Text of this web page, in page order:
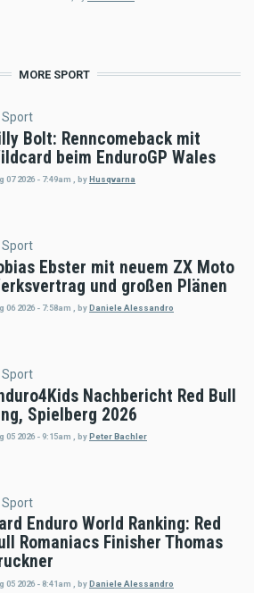
MORE SPORT
Sport
Bolt: Renncomeback mit
beim EnduroGP Wales
07 2026 - 7:49am , byHusqvarna
Sport
Ebster mit neuem ZX Moto
und großen Plänen
06 2026 - 7:58am byDaniele Alessandro
Sport
Nachbericht Red Bull
Spielberg 2026
05 2026 - 9:15am byPeter Bachler
Sport
Enduro World Ranking: Red
Romaniacs Finisher Thomas
05 2026 - 8:41am byDaniele Alessandro